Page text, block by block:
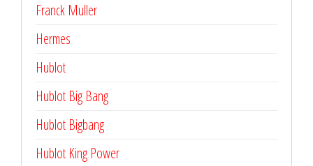
Franck Muller
Hermes
Hublot
Hublot Big Bang
Hublot Bigbang
Hublot King Power